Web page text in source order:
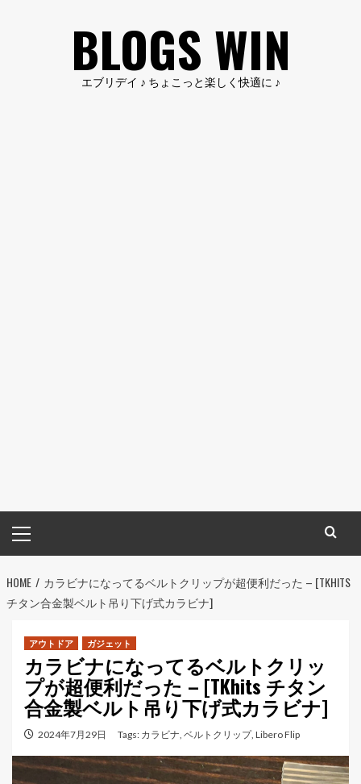
BLOGS WIN
エブリデイ ♪ ちょこっと楽しく快適に ♪
イ
ン
メ
ニ
HOME
カラビナになってるベルトクリップが超便利だった – [TKHITS
チタン合金製ベルト吊り下げ式カラビナ]
アウトドア ガジェット
カラビナになってるベルトクリッ
プが超便利だった – [TKhits チタン
合金製ベルト吊り下げ式カラビナ]
2024年7月29日 Tags: カラビナ, ベルトクリップ, Libero Flip